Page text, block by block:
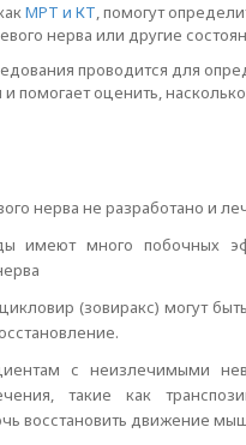
МРТ и КТ, помогут
нерва или другие
проводится для
оценить, насколько
нерва не разработано и
имеют много побочных
(зовиракс) могут
с неизлечимыми
такие как
восстановить движение